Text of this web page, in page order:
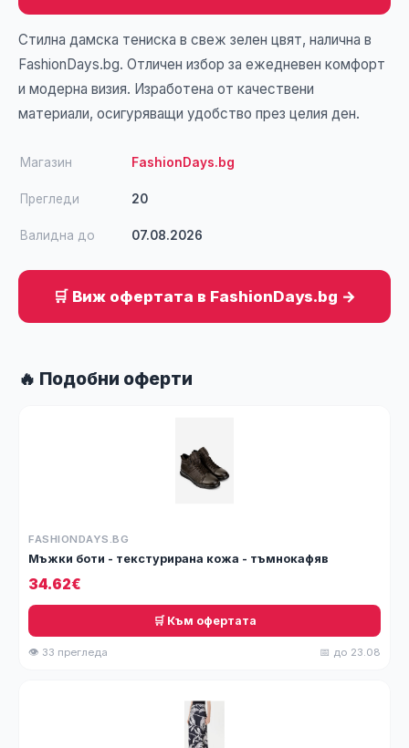
Стилна дамска тениска в свеж зелен цвят, налична в
FashionDays.bg. Отличен избор за ежедневен комфорт
и модерна визия. Изработена от качествени
материали, осигуряващи удобство през целия ден.
Магазин FashionDays.bg
Прегледи 20
Валидна до 07.08.2026
🛒 Виж офертата в FashionDays.bg →
🔥 Подобни оферти
FASHIONDAYS.BG
Мъжки боти - текстурирана кожа - тъмнокафяв
34.62€
🛒 Към офертата
👁 33 прегледа 📅 до 23.08